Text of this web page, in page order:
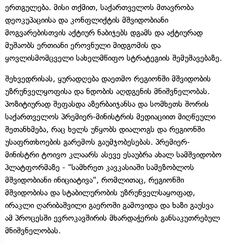
ერთგულება. მისი თქმით, საქართველოს მთავრობა
დეოკუპაციისა და კონფლიქტის მშვიდობიანი
მოგვარებისთვის აქტიურ ნაბიჯებს დგამს და აქტიურად
მუშაობს ერთიანი ეროვნული მიდგომის და
ყოვლისმომცველი სახელმწიფო სტრატეგიის შემუშავებაზე.
შეხვედრისას, ყურადღება დაეთმო რეგიონში მშვიდობის
უზრუნველყოფისა და ნდობის აღდგენის მნიშვნელობას.
პოზიტიურად შეფასდა აზერბაიჯანსა და სომხეთს შორის
საქართველოს პრემიერ-მინისტრის მედიაციით მიღწეული
შეთანხმება, რაც ხელს უწყობს დიალოგს და რეგიონში
უსაფრთხოების გარემოს გაუმჯობესებას. პრემიერ-
მინისტრი ტოივო კლაარს ასევე ესაუბრა ახალ სამშვიდობო
პლატფორმაზე - "სამხრეთ კავკასიაში სამეზობლოს
მშვიდობიანი ინიციატივა", რომლითაც, რეგიონში
მშვიდობისა და სტაბილურობის უზრუნველსაყოფად,
ირაკლი ღარიბაშვილი გაეროში გამოვიდა და ხაზი გაუსვა
ამ პროცესში ევროკავშირის მხარდაჭერის განსაკუთრებულ
მნიშვნელობას.